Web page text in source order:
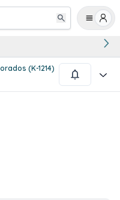
(K-1214)